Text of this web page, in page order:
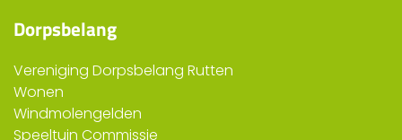
Dorpsbelang
Vereniging Dorpsbelang Rutten
Wonen
Windmolengelden
Speeltuin Commissie